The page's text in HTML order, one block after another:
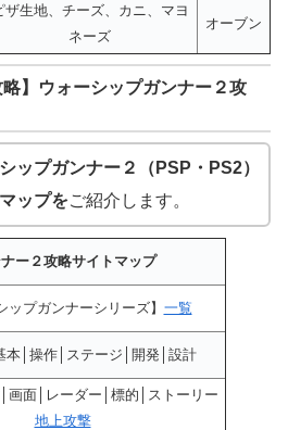
ザ生地、チーズ、カニ、マヨ
ネーズ
オーブン
略】ウォーシップガンナー２攻
ップガンナー２（PSP・PS2）
ップをご紹介します。
ー２攻略サイトマップ
ップガンナーシリーズ】 一覧
本│操作│ステージ│開発│設計
画面│レーダー│標的│ストーリー
地上攻撃